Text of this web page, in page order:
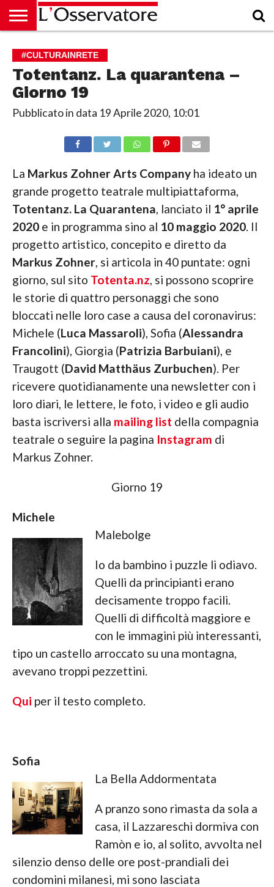
CULTURA
ECONOMIA
RUBRICHE
ARCHIVIO
PODCAST
ABBONAMENTO
CHI
SIAMO
ACCEDI
#CULTURAINRETE
Totentanz. La quarantena –
Giorno 19
Pubblicato in data 19 Aprile 2020, 10:01
La Markus Zohner Arts Companyha ideato un
grande progetto teatrale multipiattaforma,
Totentanz. La Quarantena, lanciato il 1° aprile
2020e in programma sino al 10 maggio 2020. Il
progetto artistico, concepito e diretto da
Markus Zohner, si articola in 40 puntate: ogni
giorno, sul sito Totenta.nz, si possono scoprire
le storie di quattro personaggi che sono
bloccati nelle loro case a causa del coronavirus:
Michele (Luca Massaroli), Sofia (Alessandra
Francolini), Giorgia (Patrizia Barbuiani), e
Traugott (David Matthäus Zurbuchen). Per
ricevere quotidianamente una newsletter con i
loro diari, le lettere, le foto, i video e gli audio
basta iscriversi alla mailing list della compagnia
teatrale o seguire la pagina Instagram di
Markus Zohner.
Giorno 19
Michele
Malebolge
Io da bambino i puzzle li odiavo.
Quelli da principianti erano
decisamente troppo facili.
Quelli di difficoltà maggiore e
con le immagini più interessanti,
tipo un castello arroccato su una montagna,
avevano troppi pezzettini.
Qui per il testo completo.
Sofia
La Bella Addormentata
A pranzo sono rimasta da sola a
casa, il Lazzareschi dormiva con
Ramòn e io, al solito, avvolta nel
silenzio denso delle ore post-prandiali dei
condomini milanesi, mi sono lasciata